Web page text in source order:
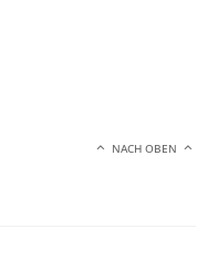
NACH OBEN